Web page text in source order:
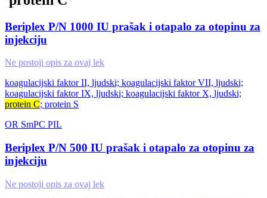
Beriplex P/N 1000 IU prašak i otapalo za otopinu za
injekciju
Ne postoji opis za ovaj lek
koagulacijski faktor II, ljudski; koagulacijski faktor VII, ljudski;
koagulacijski faktor IX, ljudski; koagulacijski faktor X, ljudski;
protein C; protein S
OR SmPC PIL
Beriplex P/N 500 IU prašak i otapalo za otopinu za
injekciju
Ne postoji opis za ovaj lek